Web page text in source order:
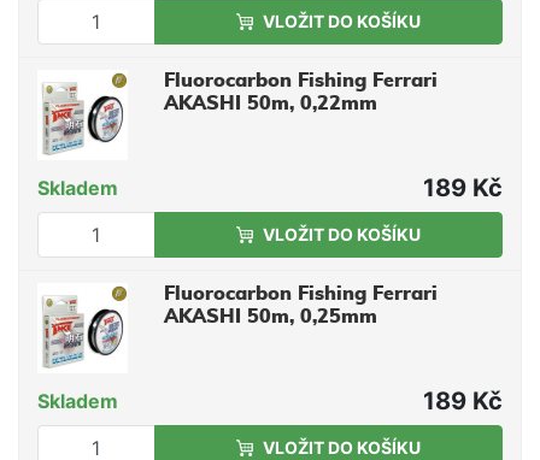
VLOŽIT DO KOŠÍKU
Fluorocarbon Fishing Ferrari
AKASHI 50m, 0,22mm
Skladem 189 Kč
VLOŽIT DO KOŠÍKU
Fluorocarbon Fishing Ferrari
AKASHI 50m, 0,25mm
Skladem 189 Kč
VLOŽIT DO KOŠÍKU